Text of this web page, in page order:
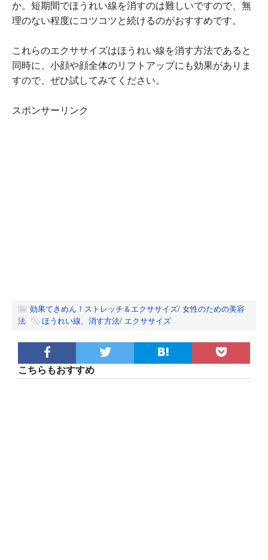
か。短期間でほうれい線を消すのは難しいですので、無
理のない程度にコツコツと続けるのがおすすめです。
これらのエクササイズはほうれい線を消す方法であると
同時に、小顔や顔全体のリフトアップにも効果がありま
すので、ぜひ試してみてください。
スポンサーリンク
効果てきめん！ストレッチ＆エクササイズ/ 女性のための美容
法
ほうれい線、消す方法/ エクササイズ
こちらもおすすめ